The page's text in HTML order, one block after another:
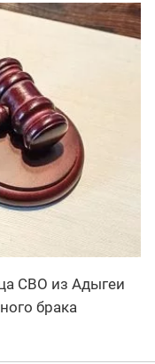
СВО из Адыгеи
брака